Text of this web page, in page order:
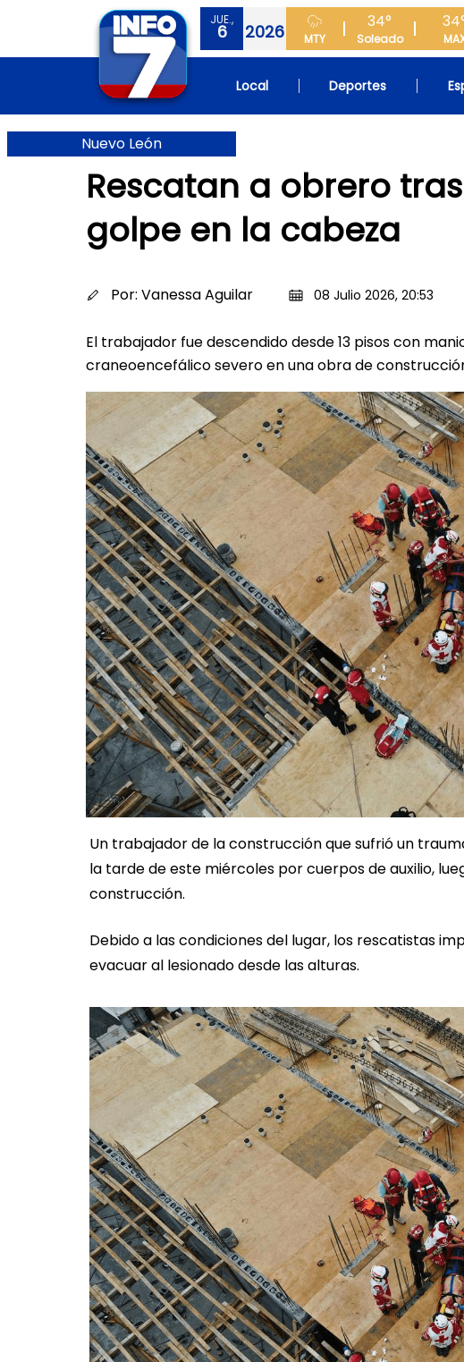
JUE.,
6 2026 MTY
34°
Soleado
Local Deportes
Nuevo León
Rescatan a obrero
golpe en la cabeza
Por: Vanessa Aguilar 08 Julio 2026, 20:53
El trabajador fue descendido desde 13 pisos con
craneoencefálico severo en una obra de
Un trabajador de la construcción que sufrió un
la tarde de este miércoles por cuerpos de auxilio,
construcción.
Debido a las condiciones del lugar, los rescatistas
evacuar al lesionado desde las alturas.